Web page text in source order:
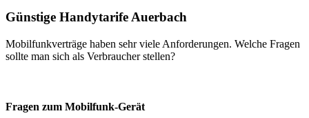
Günstige Handytarife Auerbach
Mobilfunkverträge haben sehr viele Anforderungen. Welche Fragen
sollte man sich als Verbraucher stellen?
Fragen zum Mobilfunk-Gerät